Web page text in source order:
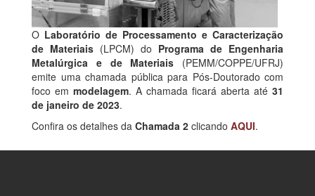
O Laboratório de Processamento e Caracterização
de Materiais (LPCM) do Programa de Engenharia
Metalúrgica e de Materiais (PEMM/COPPE/UFRJ)
emite uma chamada pública para Pós-Doutorado com
foco em modelagem. A chamada ficará aberta até 31
de janeiro de 2023.
Confira os detalhes da Chamada 2 clicando AQUI.